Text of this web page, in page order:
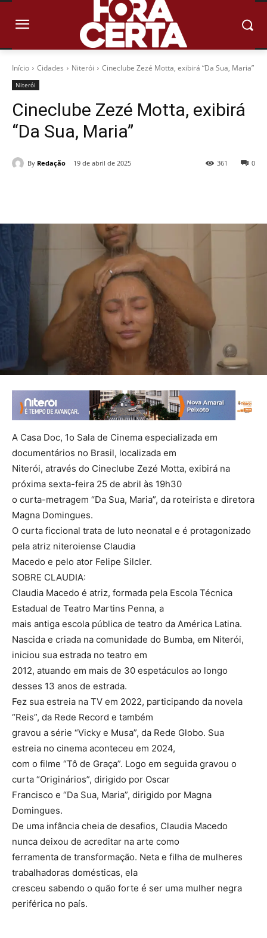
Início Cidades Niterói Cineclube Zezé Motta, exibirá “Da Sua, Maria”
Niterói
Cineclube Zezé Motta, exibirá
“Da Sua, Maria”
By Redação 19 de abril de 2025 0
361
A Casa Doc, 1o Sala de Cinema especializada em
documentários no Brasil, localizada em
Niterói, através do Cineclube Zezé Motta, exibirá na
próxima sexta-feira 25 de abril às 19h30
o curta-metragem “Da Sua, Maria”, da roteirista e diretora
Magna Domingues.
O curta ficcional trata de luto neonatal e é protagonizado
pela atriz niteroiense Claudia
Macedo e pelo ator Felipe Silcler.
SOBRE CLAUDIA:
Claudia Macedo é atriz, formada pela Escola Técnica
Estadual de Teatro Martins Penna, a
mais antiga escola pública de teatro da América Latina.
Nascida e criada na comunidade do Bumba, em Niterói,
iniciou sua estrada no teatro em
2012, atuando em mais de 30 espetáculos ao longo
desses 13 anos de estrada.
Fez sua estreia na TV em 2022, participando da novela
“Reis”, da Rede Record e também
gravou a série “Vicky e Musa”, da Rede Globo. Sua
estreia no cinema aconteceu em 2024,
com o filme “Tô de Graça”. Logo em seguida gravou o
curta “Originários”, dirigido por Oscar
Francisco e “Da Sua, Maria”, dirigido por Magna
Domingues.
De uma infância cheia de desafios, Claudia Macedo
nunca deixou de acreditar na arte como
ferramenta de transformação. Neta e filha de mulheres
trabalhadoras domésticas, ela
cresceu sabendo o quão forte é ser uma mulher negra
periférica no país.